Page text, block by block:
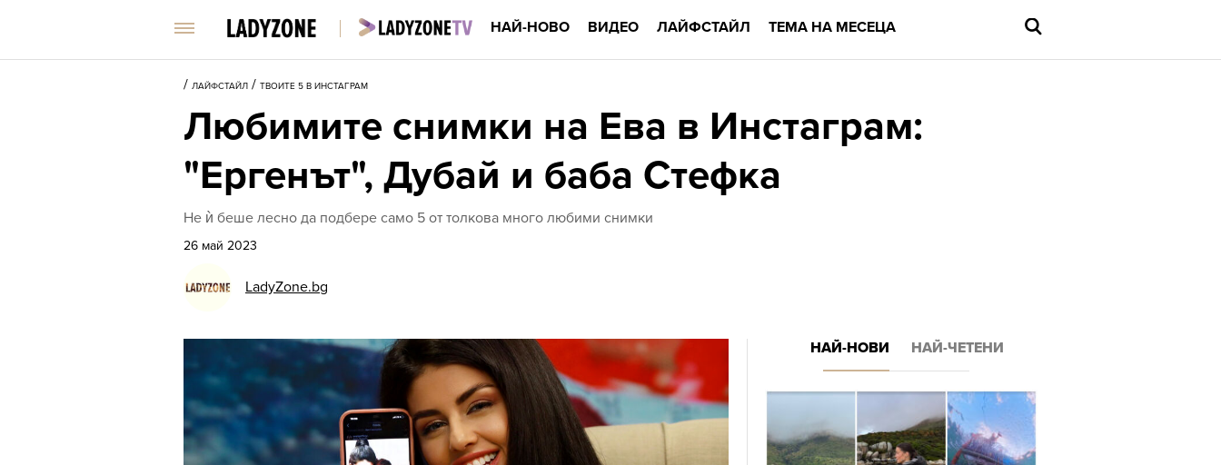
НАЙ-НОВО ВИДЕО ЛАЙФСТАЙЛ ТЕМА НА МЕСЕЦА
/ ЛАЙФСТАЙЛ / ТВОИТЕ 5 В ИНСТАГРАМ
Любимите снимки на Ева в Инстаграм:
"Ергенът", Дубай и баба Стефка
Не ѝ беше лесно да подбере само 5 от толкова много любими снимки
26 май 2023
LadyZone.bg
НАЙ-НОВИ НАЙ-ЧЕТЕНИ